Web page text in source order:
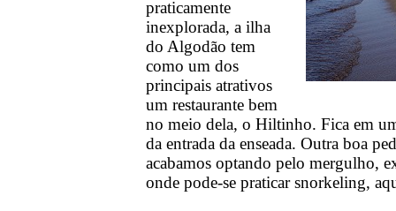
praticamente
inexplorada, a ilha
do Algodão tem
como um dos
principais atrativos
um restaurante bem
no meio dela, o Hiltinho. Fica em
da entrada da enseada. Outra boa
acabamos optando pelo mergulho,
onde pode-se praticar snorkeling,